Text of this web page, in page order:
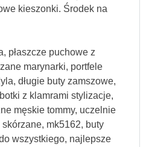
kieszonki. Środek na
płaszcze puchowe z
marynarki, portfele
długie buty zamszowe,
z klamrami stylizacje,
męskie tommy, uczelnie
mk5162, buty
wszystkiego, najlepsze